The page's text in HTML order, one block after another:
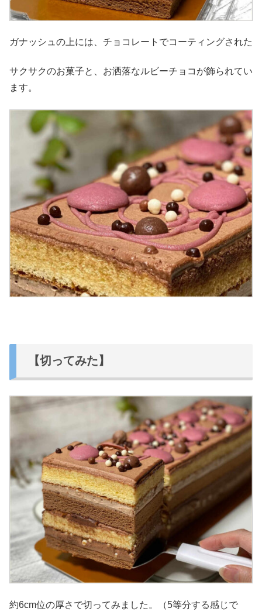
ガナッシュの上には、チョコレートでコーティングされた
サクサクのお菓子と、お洒落なルビーチョコが飾られてい
ます。
【切ってみた】
約6cm位の厚さで切ってみました。（5等分する感じで